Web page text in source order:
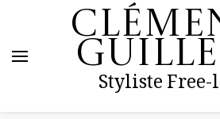
Styliste Free-